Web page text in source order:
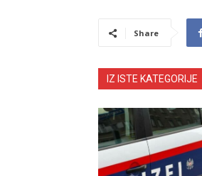
Share
IZ ISTE KATEGORIJE